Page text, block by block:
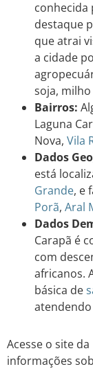
conhecida
destaque
que atrai
a cidade
soja,
Bairros:
Laguna
Nova, Vila
Dados
está
Grande, e
Porã, Aral
Dados
Carapã é
com
africanos.
básica de
atendendo
Acesse o site da
informações